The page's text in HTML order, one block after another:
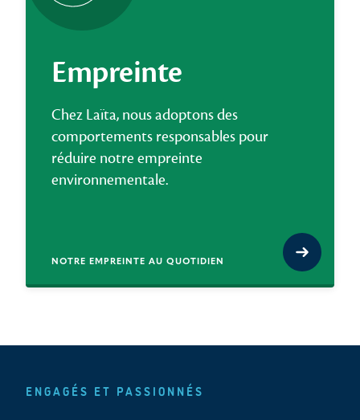
Empreinte
Chez Laïta, nous adoptons des
comportements responsables pour
réduire notre empreinte
environnementale.
NOTRE EMPREINTE AU QUOTIDIEN
ENGAGÉS ET PASSIONNÉS